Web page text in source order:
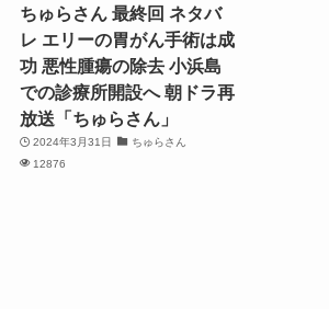
ちゅらさん 最終回 ネタバ
レ エリーの胃がん手術は成
功 悪性腫瘍の除去 小浜島
での診療所開設へ 朝ドラ再
放送「ちゅらさん」
2024年3月31日
ちゅらさん
12876